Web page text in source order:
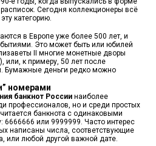
Сегодня коллекционеры всё
категорию.
в Европе уже более 500 лет, и
Это может быть или юбилей
II многие монетные дворы
или, к примеру, 50 лет после
Бумажные деньги редко можно
номерами
банкнот России наиболее
профессионалов, но и среди простых
банкнота с одинаковыми
или 9999999. Часто интерес
написаны числа, соответствующие
или любой другой важной дате.